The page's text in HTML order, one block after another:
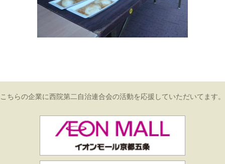
こちらの企業に西院第二自治連合会の活動を応援していただいてます。